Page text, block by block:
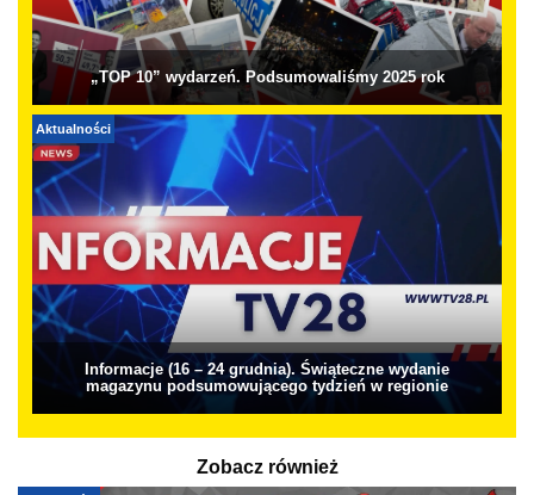
„TOP 10” wydarzeń. Podsumowaliśmy 2025 rok
Aktualności
Informacje (16 – 24 grudnia). Świąteczne wydanie
magazynu podsumowującego tydzień w regionie
Zobacz również